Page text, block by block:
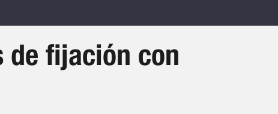
de fijación con